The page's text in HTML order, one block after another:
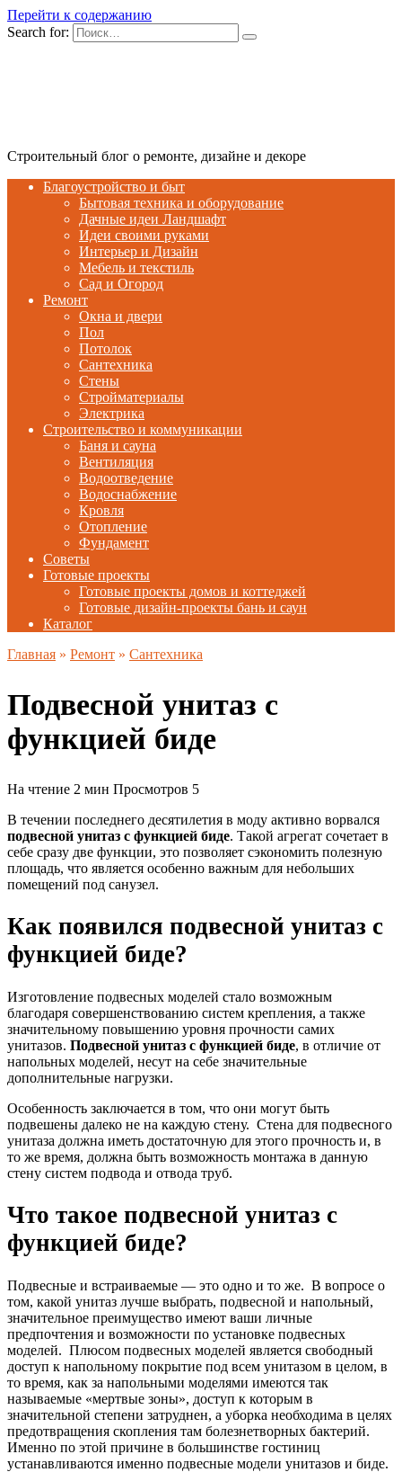
Перейти к содержанию
Search for:
Строительный блог о ремонте, дизайне и декоре
Благоустройство и быт
Бытовая техника и оборудование
Дачные идеи Ландшафт
Идеи своими руками
Интерьер и Дизайн
Мебель и текстиль
Сад и Огород
Ремонт
Окна и двери
Пол
Потолок
Сантехника
Стены
Стройматериалы
Электрика
Строительство и коммуникации
Баня и сауна
Вентиляция
Водоотведение
Водоснабжение
Кровля
Отопление
Фундамент
Советы
Готовые проекты
Готовые проекты домов и коттеджей
Готовые дизайн-проекты бань и саун
Каталог
Главная » Ремонт » Сантехника
Подвесной унитаз с
функцией биде
На чтение 2 мин Просмотров 5
В течении последнего десятилетия в моду активно ворвался
подвесной унитаз с функцией биде. Такой агрегат сочетает в
себе сразу две функции, это позволяет сэкономить полезную
площадь, что является особенно важным для небольших
помещений под санузел.
Как появился подвесной унитаз с
функцией биде?
Изготовление подвесных моделей стало возможным
благодаря совершенствованию систем крепления, а также
значительному повышению уровня прочности самих
унитазов. Подвесной унитаз с функцией биде, в отличие от
напольных моделей, несут на себе значительные
дополнительные нагрузки.
Особенность заключается в том, что они могут быть
подвешены далеко не на каждую стену. Стена для подвесного
унитаза должна иметь достаточную для этого прочность и, в
то же время, должна быть возможность монтажа в данную
стену систем подвода и отвода труб.
Что такое подвесной унитаз с
функцией биде?
Подвесные и встраиваемые — это одно и то же. В вопросе о
том, какой унитаз лучше выбрать, подвесной и напольный,
значительное преимущество имеют ваши личные
предпочтения и возможности по установке подвесных
моделей. Плюсом подвесных моделей является свободный
доступ к напольному покрытие под всем унитазом в целом, в
то время, как за напольными моделями имеются так
называемые «мертвые зоны», доступ к которым в
значительной степени затруднен, а уборка необходима в целях
предотвращения скопления там болезнетворных бактерий.
Именно по этой причине в большинстве гостиниц
устанавливаются именно подвесные модели унитазов и биде.